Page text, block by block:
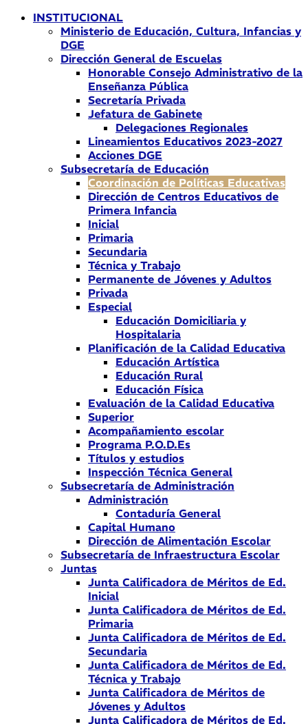
INSTITUCIONAL
Ministerio de Educación, Cultura, Infancias y
DGE
Dirección General de Escuelas
Honorable Consejo Administrativo de la
Enseñanza Pública
Secretaría Privada
Jefatura de Gabinete
Delegaciones Regionales
Lineamientos Educativos 2023-2027
Acciones DGE
Subsecretaría de Educación
Coordinación de Políticas Educativas
Dirección de Centros Educativos de
Primera Infancia
Inicial
Primaria
Secundaria
Técnica y Trabajo
Permanente de Jóvenes y Adultos
Privada
Especial
Educación Domiciliaria y
Hospitalaria
Planificación de la Calidad Educativa
Educación Artística
Educación Rural
Educación Física
Evaluación de la Calidad Educativa
Superior
Acompañamiento escolar
Programa P.O.D.Es
Títulos y estudios
Inspección Técnica General
Subsecretaría de Administración
Administración
Contaduría General
Capital Humano
Dirección de Alimentación Escolar
Subsecretaría de Infraestructura Escolar
Juntas
Junta Calificadora de Méritos de Ed.
Inicial
Junta Calificadora de Méritos de Ed.
Primaria
Junta Calificadora de Méritos de Ed.
Secundaria
Junta Calificadora de Méritos de Ed.
Técnica y Trabajo
Junta Calificadora de Méritos de
Jóvenes y Adultos
Junta Calificadora de Méritos de Ed.